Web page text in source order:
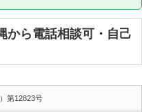
ら電話相談可・自己
第12823号